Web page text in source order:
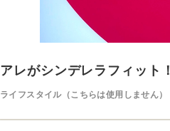
アレがシンデレラフィット
ライフスタイル（こちらは使用しません）